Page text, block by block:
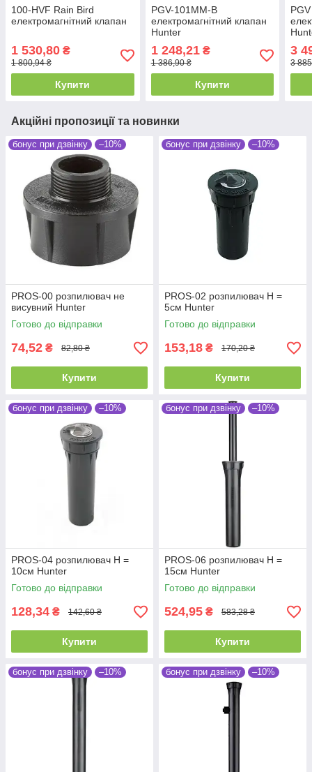
100-HVF Rain Bird
електромагнітний клапан
1 530,80 ₴
1 800,94 ₴
Купити
PGV-101MM-B
електромагнітний клапан
Hunter
1 248,21₴
1 386,90 ₴
Купити
3
3
Акційні пропозиції та новинки
бонус при дзвінку –10%
PROS-00 розпилювач не
висувний Hunter
Готово до відправки
74,52 ₴ 82,80 ₴
Купити
бонус при дзвінку –10%
PROS-02 розпилювач Н =
5см Hunter
Готово до відправки
153,18 ₴ 170,20 ₴
Купити
бонус при дзвінку –10%
PROS-04 розпилювач Н =
10см Hunter
Готово до відправки
128,34 ₴ 142,60 ₴
Купити
бонус при дзвінку –10%
PROS-06 розпилювач Н =
15см Hunter
Готово до відправки
524,95 ₴ 583,28 ₴
Купити
бонус при дзвінку –10% бонус при дзвінку –10%